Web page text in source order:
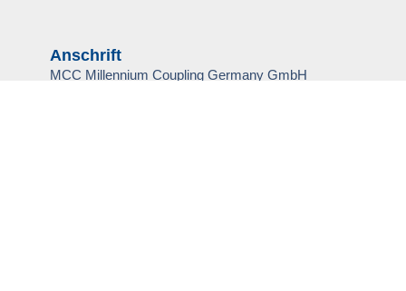
Anschrift
MCC Millennium Coupling Germany GmbH